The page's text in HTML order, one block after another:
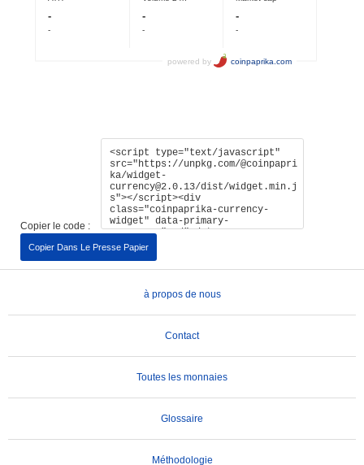
Copier le code :
Copier Dans Le Presse Papier
à propos de nous
Contact
Toutes les monnaies
Glossaire
Méthodologie